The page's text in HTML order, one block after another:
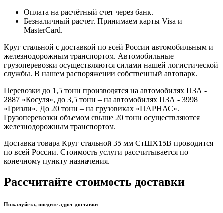
Оплата на расчётный счет через банк.
Безналичный расчет. Принимаем карты Visa и
MasterCard.
Круг стальной с доставкой по всей России автомобильным и
железнодорожным транспортом. Автомобильные
грузоперевозки осуществляются силами нашей логистической
службы. В нашем распоряжении собственный автопарк.
Перевозки до 1,5 тонн производятся на автомобилях ПЗА -
2887 «Косуля», до 3,5 тонн – на автомобилях ПЗА - 3998
«Гризли». До 20 тонн – на грузовиках «ПАРНАС».
Грузоперевозки объемом свыше 20 тонн осуществляются
железнодорожным транспортом.
Доставка товара Круг стальной 35 мм СтШХ15В проводится
по всей России. Стоимость услуги рассчитывается по
конечному пункту назначения.
Рассчитайте стоимость доставки
Пожалуйста, введите адрес доставки